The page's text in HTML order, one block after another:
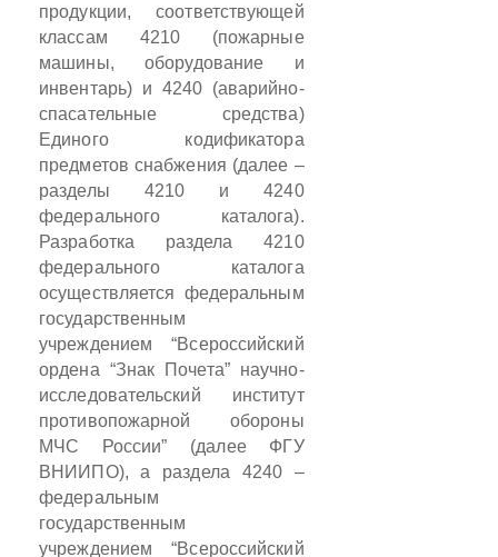
продукции, соответствующей
классам 4210 (пожарные
машины, оборудование и
инвентарь) и 4240 (аварийно-
спасательные средства)
Единого кодификатора
предметов снабжения (далее –
разделы 4210 и 4240
федерального каталога).
Разработка раздела 4210
федерального каталога
осуществляется федеральным
государственным
учреждением “Всероссийский
ордена “Знак Почета” научно-
исследовательский институт
противопожарной обороны
МЧС России” (далее ФГУ
ВНИИПО), а раздела 4240 –
федеральным
государственным
учреждением “Всероссийский